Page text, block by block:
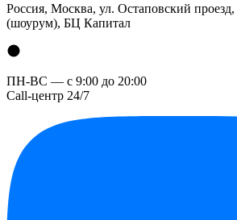
Россия, Москва, ул. Остаповский
(шоурум), БЦ Капитал
ПН-ВС — с 9:00 до 20:00
Call-центр 24/7